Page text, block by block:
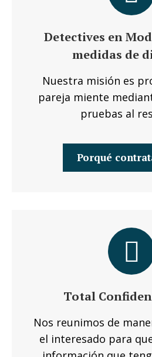
Detectives en
medidas de
Nuestra misión es
pareja miente
pruebas al
Porqué
Total
Nos reunimos de
el interesado para